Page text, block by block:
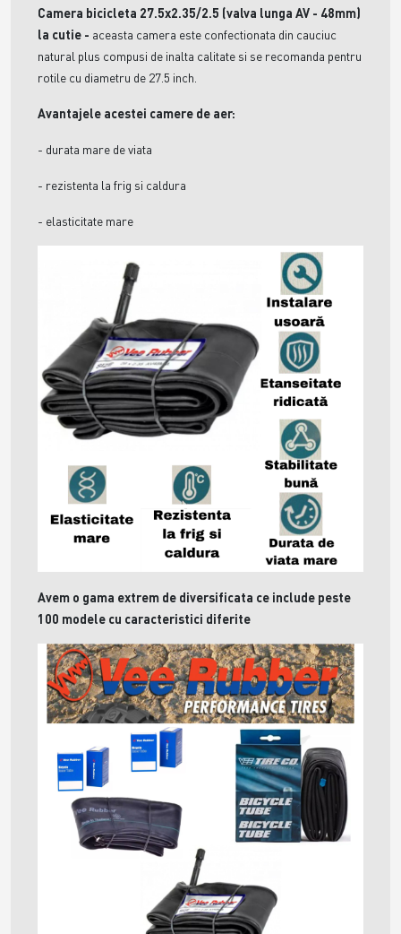
Camera bicicleta 27.5x2.35/2.5 (valva lunga AV - 48mm)
la cutie - aceasta camera este confectionata din cauciuc
natural plus compusi de inalta calitate si se recomanda pentru
rotile cu diametru de 27.5 inch.
Avantajele acestei camere de aer:
- durata mare de viata
- rezistenta la frig si caldura
- elasticitate mare
Avem o gama extrem de diversificata ce include peste
100 modele cu caracteristici diferite